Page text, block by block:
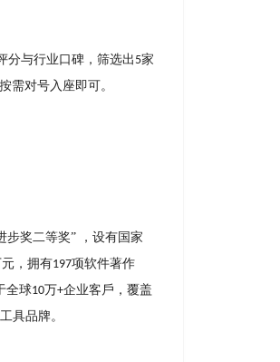
分与⾏业⼝碑，筛选出5家
需对号⼊座即可。
步奖⼆等奖” ，设有国家
，拥有197项软件著作
全球10万+企业客⼾，覆盖
具品牌。